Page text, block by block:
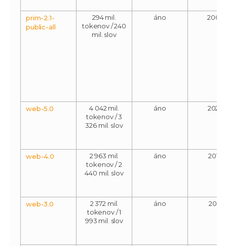
prim-2.1-
public-all
294 mil.
tokenov / 240
mil. slov
áno 2006
web-5.0
4 042 mil.
tokenov / 3
326 mil. slov
áno 2020
web-4.0
2 963 mil.
tokenov / 2
440 mil. slov
áno 2018
web-3.0
2 372 mil.
tokenov / 1
993 mil. slov
áno 2015